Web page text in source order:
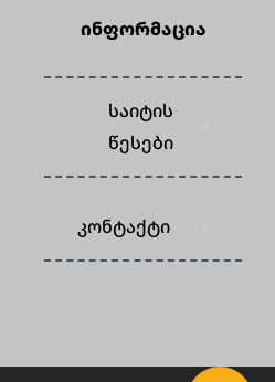
ინფორმაცია
საიტის
წესები
კონტაქტი